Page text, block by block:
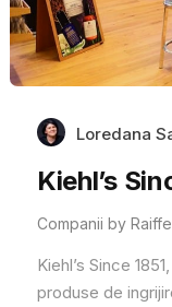
Loredana
Kiehl’s
Companii by
Kiehl’s Since
produse de